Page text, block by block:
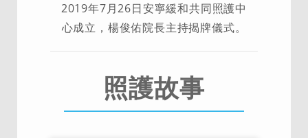
2019年7月26日安寧緩和共同照護中
心成立，楊俊佑院長主持揭牌儀式。
照護故事